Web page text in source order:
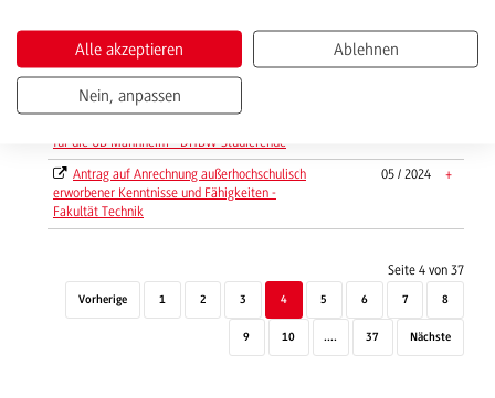
Projektarbeiten in BWL - Immobilienwirtschaft
Antrag - Benutzerkennung / Internetzugang
für die UB Mannheim - DHBW-Angestellte
05 / 2011 +
für die UB Mannheim - DHBW-Studierende
Antrag auf Anrechnung außerhochschulisch
erworbener Kenntnisse und Fähigkeiten -
Fakultät Technik
05 / 2024 +
Seite 4 von 37
Vorherige 1 2 3 4 5 6 7 8
9 10 .... 37 Nächste
Alle akzeptieren Ablehnen
Nein, anpassen